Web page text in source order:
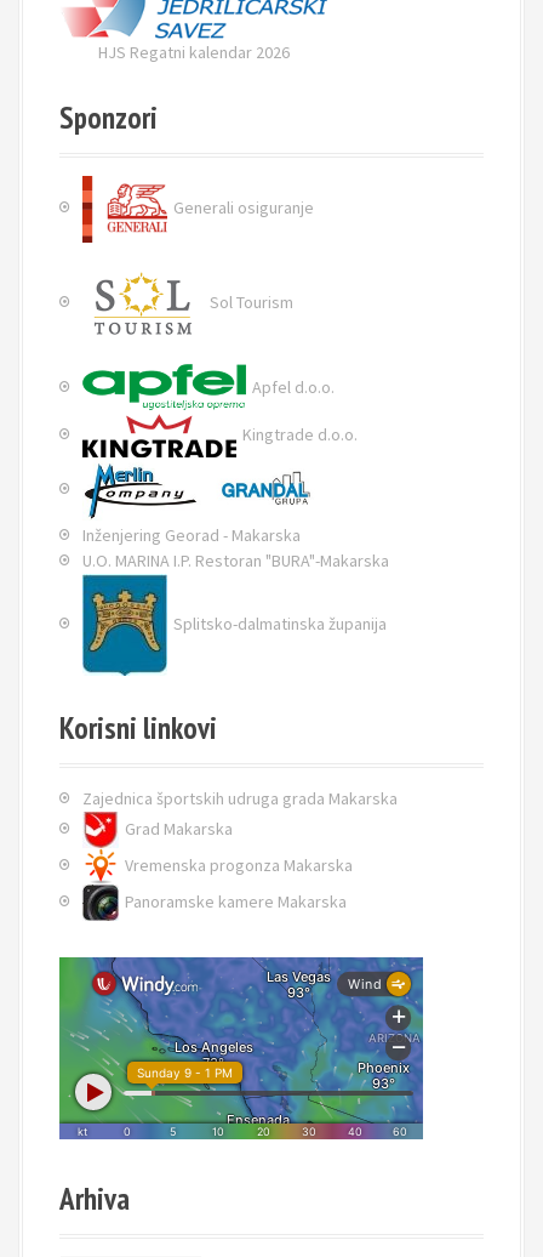
HJS Regatni kalendar 2026
Sponzori
Generali osiguranje
Sol Tourism
Apfel d.o.o.
Kingtrade d.o.o.
Inženjering Georad - Makarska
U.O. MARINA I.P. Restoran "BURA"-Makarska
Splitsko-dalmatinska županija
Korisni linkovi
Zajednica športskih udruga grada Makarska
Grad Makarska
Vremenska progonza Makarska
Panoramske kamere Makarska
Arhiva